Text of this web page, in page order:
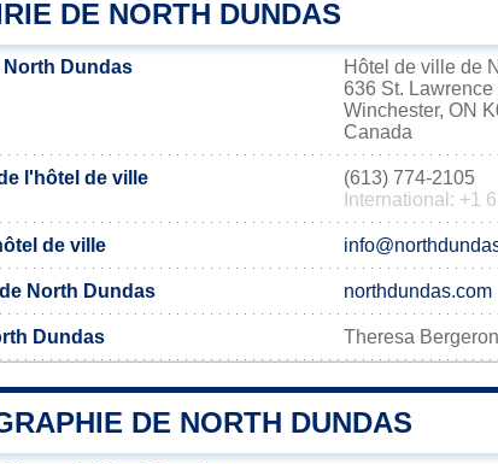
DE NORTH DUNDAS
Dundas
Hôtel de ville de
636 St. Lawrence
Winchester, ON
Canada
l'hôtel de ville
(613) 774-2105
International: +1
de ville
North Dundas northdundas.com
Dundas Theresa Bergeron
DE NORTH DUNDAS